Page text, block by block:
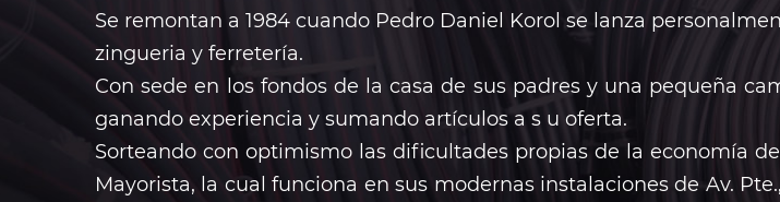
Se remontan a 1984 cuando Pedro Daniel Korol se lanza
zingueria y ferretería.
Con sede en los fondos de la casa de sus padres y una pequeña
ganando experiencia y sumando artículos a s u oferta.
Sorteando con optimismo las dificultades propias de la economía
Mayorista, la cual funciona en sus modernas instalaciones de Av.